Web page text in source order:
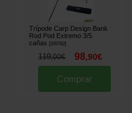
Trípode Carp Design Bank
Rod Pod Extremo 3/5
cañas
[205762]
119,00€ 98,90€
Comprar